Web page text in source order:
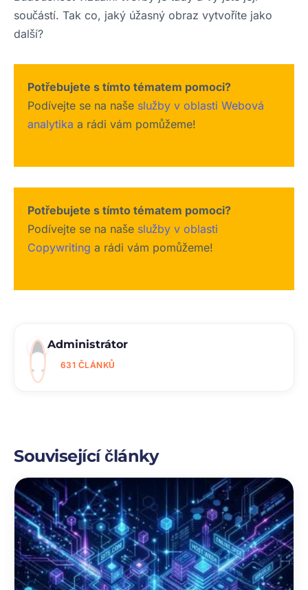
součástí. Tak co, jaký úžasný obraz vytvoříte jako
další?
Potřebujete s tímto tématem pomoci?
Podívejte se na naše služby v oblasti Webová
analytika a rádi vám pomůžeme!
Potřebujete s tímto tématem pomoci?
Podívejte se na naše služby v oblasti
Copywriting a rádi vám pomůžeme!
Administrátor
631 ČLÁNKŮ
Související články